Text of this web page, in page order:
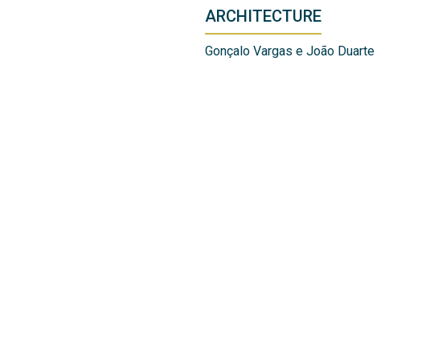
ARCHITECTURE
Gonçalo Vargas e João Duarte